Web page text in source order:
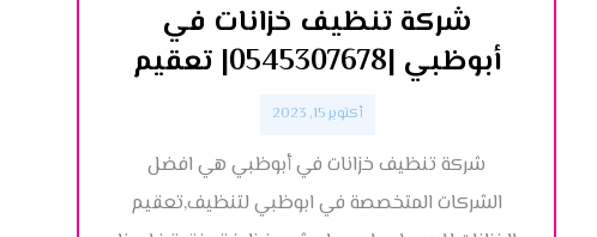
شركة تنظيف خزانات في
أبوظبي |0545307678| تعقيم
أكتوبر 15, 2023
شركة تنظيف خزانات في أبوظبي هي افضل
الشركات المتخصصة في ابوظبي لتنظيف,تعقيم